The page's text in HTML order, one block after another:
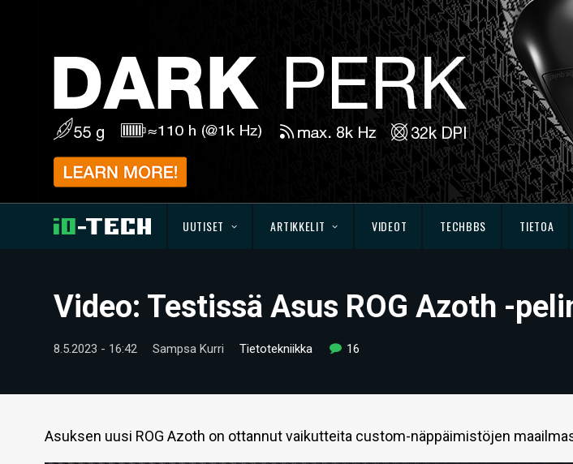
UUTISET ARTIKKELIT VIDEOT TECHBBS TIETOA
Video: Testissä Asus ROG Azoth -
8.5.2023 - 16:42 Sampsa Kurri Tietotekniikka 16
Asuksen uusi ROG Azoth on ottannut vaikutteita custom-näppäimistöjen